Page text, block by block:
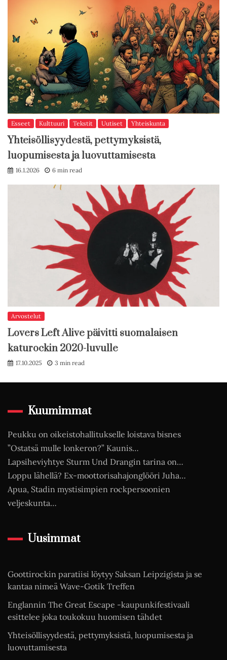
Esseet Kulttuuri Tekstit Uutiset Yhteiskunta
Yhteisöllisyydestä, pettymyksistä,
luopumisesta ja luovuttamisesta
16.1.2026 6 min read
Arvostelut
Lovers Left Alive päivitti suomalaisen
katurockin 2020-luvulle
17.10.2025 3 min read
Kuumimmat
Peukku on oikeistohallitukselle loistava bisnes
”Ostatsä mulle lonkeron?” Kaunis…
Lapsiheviyhtye Sturm Und Drangin tarina on…
Loppu lähellä? Ex-moottorisahajonglööri Juha…
Apua, Stadin mystisimpien rockpersoonien
veljeskunta…
Uusimmat
Goottirockin paratiisi löytyy Saksan Leipzigista ja se
kantaa nimeä Wave-Gotik Treffen
Englannin The Great Escape -kaupunkifestivaali
esittelee joka toukokuu huomisen tähdet
Yhteisöllisyydestä, pettymyksistä, luopumisesta ja
luovuttamisesta